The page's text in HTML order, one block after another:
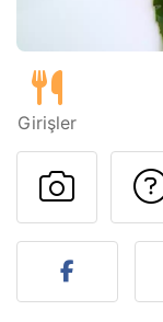
Girişler
Bu